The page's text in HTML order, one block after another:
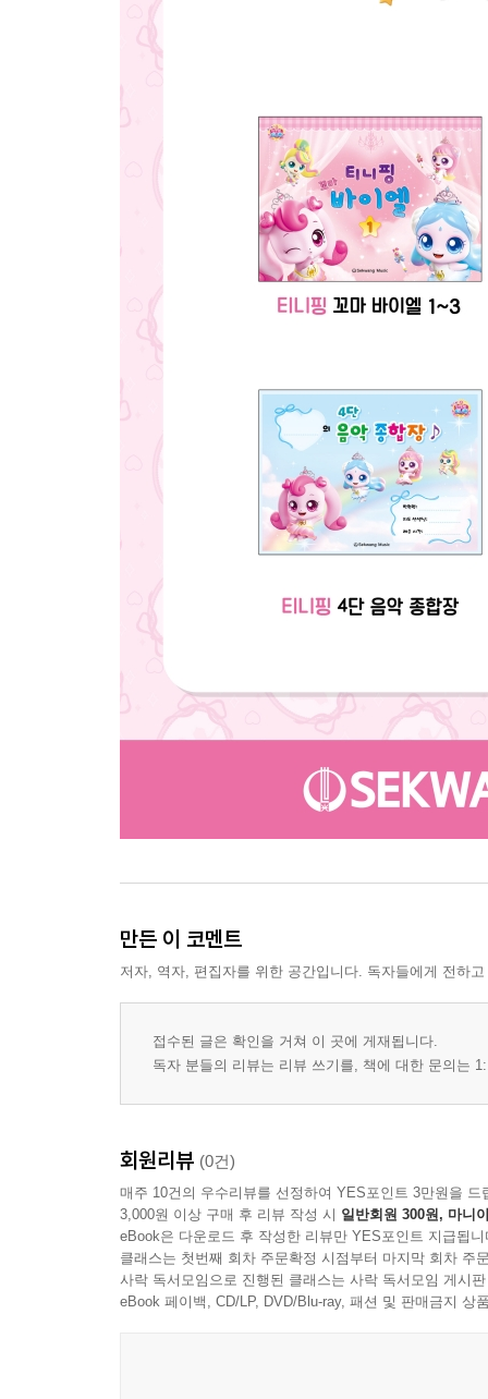
만든 이 코멘트
저자, 역자, 편집자를 위한 공간입니다. 독자들에게 전하
접수된 글은 확인을 거쳐 이 곳에 게재됩니다.
독자 분들의 리뷰는 리뷰 쓰기를, 책에 대한 문의는
회원리뷰 (0건)
매주 10건의 우수리뷰를 선정하여 YES포인트 3만원을 드
3,000원 이상 구매 후 리뷰 작성 시 일반회원 300원, 마니
eBook은 다운로드 후 작성한 리뷰만 YES포인트 지급됩니
클래스는 첫번째 회차 주문확정 시점부터 마지막 회차 주
사락 독서모임으로 진행된 클래스는 사락 독서모임 게시
eBook 페이백, CD/LP, DVD/Blu-ray, 패션 및 판매금지 상